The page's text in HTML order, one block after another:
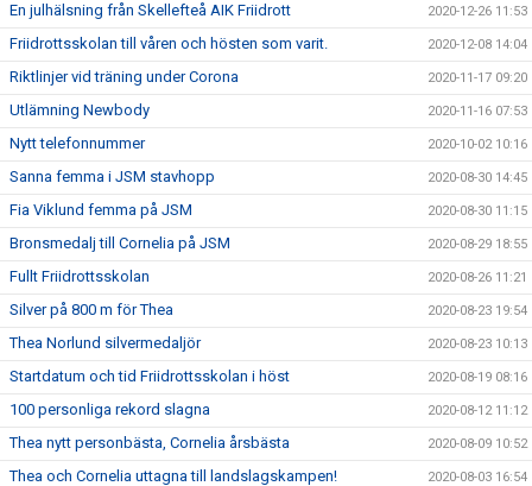
En julhälsning från Skellefteå AIK Friidrott 2020-12-26 11:53
Friidrottsskolan till våren och hösten som varit. 2020-12-08 14:04
Riktlinjer vid träning under Corona 2020-11-17 09:20
Utlämning Newbody 2020-11-16 07:53
Nytt telefonnummer 2020-10-02 10:16
Sanna femma i JSM stavhopp 2020-08-30 14:45
Fia Viklund femma på JSM 2020-08-30 11:15
Bronsmedalj till Cornelia på JSM 2020-08-29 18:55
Fullt Friidrottsskolan 2020-08-26 11:21
Silver på 800 m för Thea 2020-08-23 19:54
Thea Norlund silvermedaljör 2020-08-23 10:13
Startdatum och tid Friidrottsskolan i höst 2020-08-19 08:16
100 personliga rekord slagna 2020-08-12 11:12
Thea nytt personbästa, Cornelia årsbästa 2020-08-09 10:52
Thea och Cornelia uttagna till landslagskampen! 2020-08-03 16:54